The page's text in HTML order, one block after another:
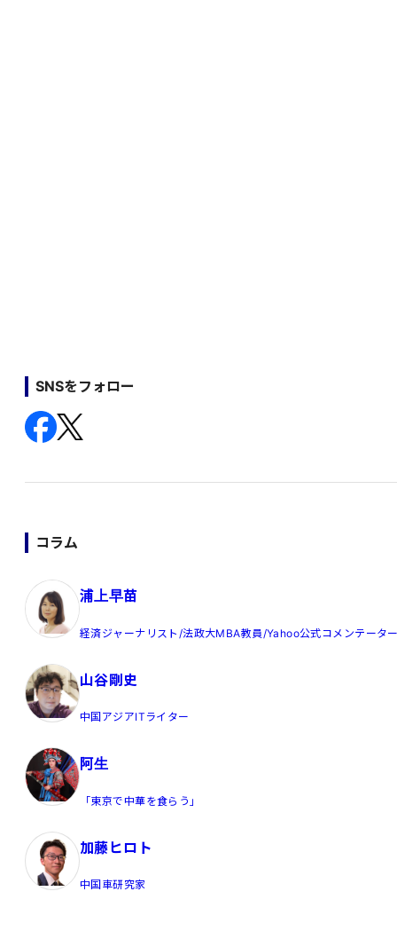
SNSをフォロー
コラム
浦上早苗
経済ジャーナリスト/法政大MBA教員/Yahoo公式コメンテータ
山谷剛史
中国アジアITライター
阿生
「東京で中華を食らう」
加藤ヒロト
中国車研究家